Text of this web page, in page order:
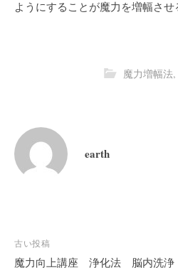
ようにすることが魔力を増幅させ
魔力増幅法,
earth
投
稿
古い投稿
魔力向上講座 浄化法 脳内洗浄